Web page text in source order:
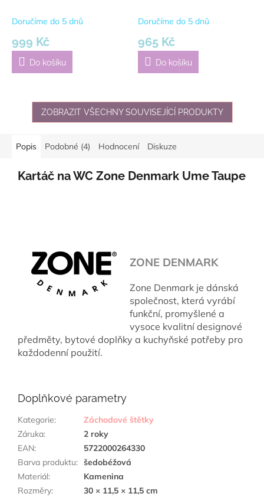
Doručíme do 5 dnů
999 Kč
Do košíku
Doručíme do 5 dnů
965 Kč
Do košíku
ZOBRAZIT VŠECHNY SOUVISEJÍCÍ PRODUKTY
Popis Podobné (4) Hodnocení Diskuze
Kartáč na WC Zone Denmark Ume Taupe
ZONE DENMARK
Zone Denmark je dánská
společnost, která vyrábí
funkční, promyšlené a
vysoce kvalitní designové
předměty, bytové doplňky a kuchyňské potřeby pro
každodenní použití.
Doplňkové parametry
Kategorie:
Záchodové štětky
Záruka:
2 roky
EAN:
5722000264330
Barva produktu: šedobéžová
Materiál:
Kamenina
Rozměry: 30 × 11,5 × 11,5 cm